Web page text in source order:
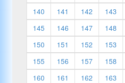
140
141 142 143
145
146 147 148
150
151 152 153
155
156 157 158
160
161 162 163